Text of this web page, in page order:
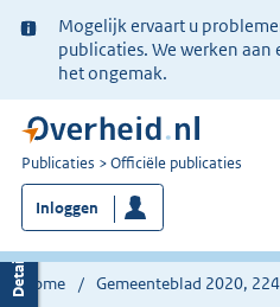
Ter
informatie:
Mogelijk ervaart u
publicaties. We werken aan
het ongemak.
U
bent
nu
hier:
Publicaties Officiële publicaties
Inloggen
Home Gemeenteblad 2020,